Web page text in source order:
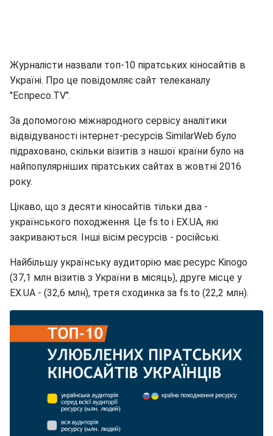
Журналісти назвали топ-10 піратських кіносайтів в
Україні. Про це повідомляє сайт телеканалу
"Еспресо.TV".
За допомогою міжнародного сервісу аналітики
відвідуваності інтернет-ресурсів SimilarWeb було
підраховано, скільки візитів з нашої країни було на
найпопулярніших піратських сайтах в жовтні 2016
року.
Цікаво, що з десяти кіносайтів тільки два -
українського походження. Це fs.to і EX.UA, які
закриваються. Інші вісім ресурсів - російські.
Найбільшу українську аудиторію має ресурс Kinogo
(37,1 млн візитів з України в місяць), друге місце у
EX.UA - (32,6 млн), третя сходинка за fs.to (22,2 млн).